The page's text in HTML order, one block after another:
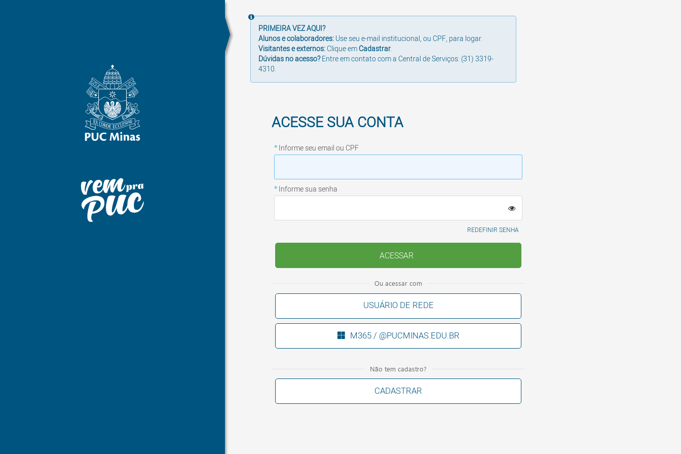
PRIMEIRA VEZ AQUI?
Alunos e colaboradores:Use seu e-mail institucional, ou CPF, para logar.
Visitantes e externos:Clique emCadastrar.
Dúvidas no acesso?Entre em contato com a Central de Serviços: (31) 3319-
4310.
Informe seu email ou CPF
Informe sua senha
REDEFINIR SENHA
Ou acessar com
USUÁRIO DE REDE
M365 / @PUCMINAS.EDU.BR
Não tem cadastro?
CADASTRAR